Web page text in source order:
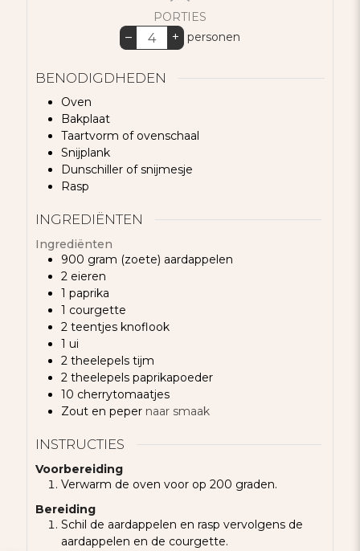
PORTIES
– + personen
BENODIGDHEDEN
Oven
Bakplaat
Taartvorm of ovenschaal
Snijplank
Dunschiller of snijmesje
Rasp
INGREDIËNTEN
Ingrediënten
900 gram (zoete) aardappelen
2 eieren
1 paprika
1 courgette
2 teentjes knoflook
1 ui
2 theelepels tijm
2 theelepels paprikapoeder
10 cherrytomaatjes
Zout en peper naar smaak
INSTRUCTIES
Voorbereiding
Verwarm de oven voor op 200 graden.
Bereiding
Schil de aardappelen en rasp vervolgens de
aardappelen en de courgette.